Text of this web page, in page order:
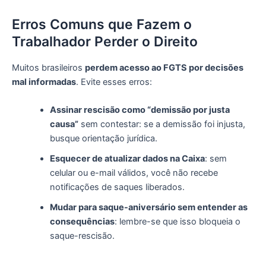
Erros Comuns que Fazem o
Trabalhador Perder o Direito
Muitos brasileiros perdem acesso ao FGTS por decisões
mal informadas. Evite esses erros:
Assinar rescisão como “demissão por justa
causa”sem contestar: se a demissão foi injusta,
busque orientação jurídica.
Esquecer de atualizar dados na Caixa: sem
celular ou e-mail válidos, você não recebe
notificações de saques liberados.
Mudar para saque-aniversário sem entender as
consequências: lembre-se que isso bloqueia o
saque-rescisão.